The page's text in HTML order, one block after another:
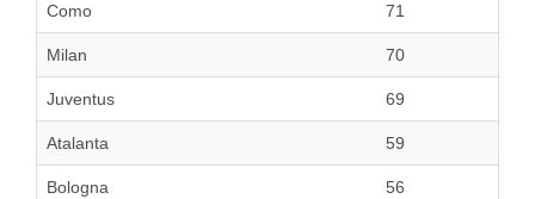
Como 71
Milan 70
Juventus 69
Atalanta 59
Bologna 56